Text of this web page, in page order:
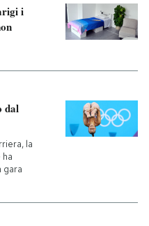
i
dal
la
gara